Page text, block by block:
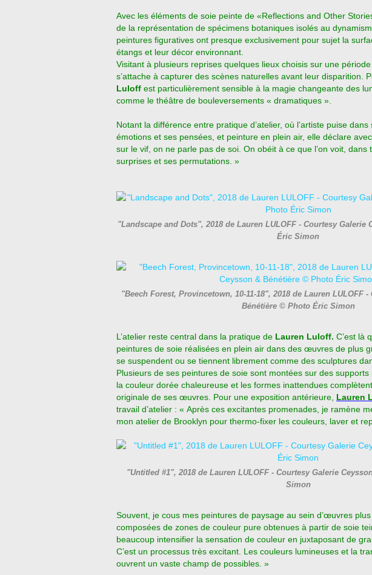
Avec les éléments de soie peinte de «Reflections and Other
de la représentation de spécimens botaniques isolés au
peintures figuratives ont presque exclusivement pour sujet la
étangs et leur décor environnant.
Visitant à plusieurs reprises quelques lieux choisis sur une
s’attache à capturer des scènes naturelles avant leur disparition.
Luloff est particulièrement sensible à la magie changeante des
comme le théâtre de bouleversements « dramatiques ».
Notant la différence entre pratique d’atelier, où l’artiste puise
émotions et ses pensées, et peinture en plein air, elle déclare
sur le vif, on ne parle pas de soi. On obéit à ce que l’on voit, dans
surprises et ses permutations. »
"Landscape and Dots", 2018 de Lauren LULOFF - Courtesy Galerie
Éric Simon
"Beech Forest, Provincetown, 10-11-18", 2018 de Lauren LULOFF
Bénétière © Photo Éric Simon
L’atelier reste central dans la pratique de Lauren Luloff. C’est là
peintures de soie réalisées en plein air dans des œuvres de plus
se suspendent ou se tiennent librement comme des sculptures
Plusieurs de ses peintures de soie sont montées sur des
la couleur dorée chaleureuse et les formes inattendues
originale de ses œuvres. Pour une exposition antérieure, Lauren
travail d’atelier : « Après ces excitantes promenades, je ramène
mon atelier de Brooklyn pour thermo-fixer les couleurs, laver et
"Untitled #1", 2018 de Lauren LULOFF - Courtesy Galerie
Simon
Souvent, je cous mes peintures de paysage au sein d’œuvres
composées de zones de couleur pure obtenues à partir de soie
beaucoup intensifier la sensation de couleur en juxtaposant de
C’est un processus très excitant. Les couleurs lumineuses et la
ouvrent un vaste champ de possibles. »